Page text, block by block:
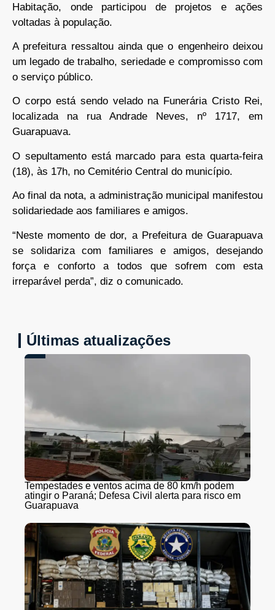
Habitação, onde participou de projetos e ações
voltadas à população.
A prefeitura ressaltou ainda que o engenheiro deixou
um legado de trabalho, seriedade e compromisso com
o serviço público.
O corpo está sendo velado na Funerária Cristo Rei,
localizada na rua Andrade Neves, nº 1717, em
Guarapuava.
O sepultamento está marcado para esta quarta-feira
(18), às 17h, no Cemitério Central do município.
Ao final da nota, a administração municipal manifestou
solidariedade aos familiares e amigos.
“Neste momento de dor, a Prefeitura de Guarapuava
se solidariza com familiares e amigos, desejando
força e conforto a todos que sofrem com esta
irreparável perda”, diz o comunicado.
Últimas atualizações
Tempestades e ventos acima de 80 km/h podem
atingir o Paraná; Defesa Civil alerta para risco em
Guarapuava